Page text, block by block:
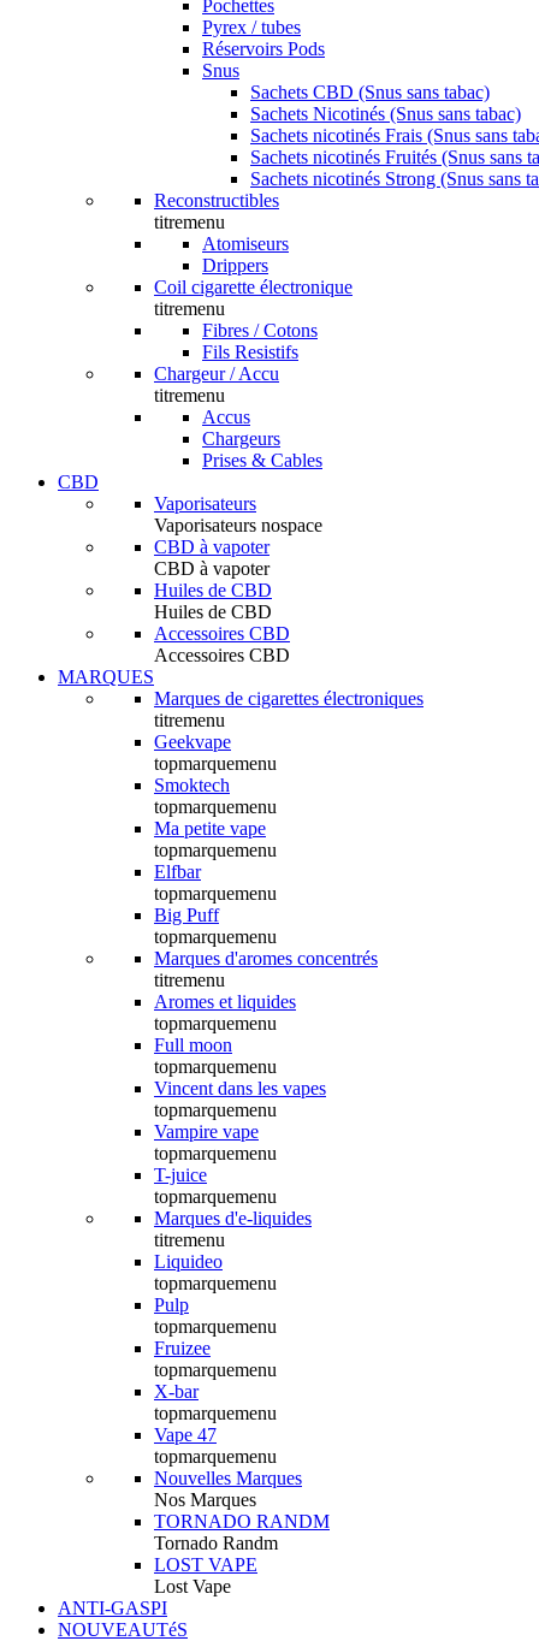
Pochettes
Pyrex / tubes
Réservoirs Pods
Snus
Sachets CBD (Snus sans tabac)
Sachets Nicotinés (Snus sans tabac)
Sachets nicotinés Frais (Snus sans
Sachets nicotinés Fruités (Snus sans
Sachets nicotinés Strong (Snus sans
Reconstructibles
titremenu
Atomiseurs
Drippers
Coil cigarette électronique
titremenu
Fibres / Cotons
Fils Resistifs
Chargeur / Accu
titremenu
Accus
Chargeurs
Prises & Cables
CBD
Vaporisateurs
Vaporisateurs nospace
CBD à vapoter
CBD à vapoter
Huiles de CBD
Huiles de CBD
Accessoires CBD
Accessoires CBD
MARQUES
Marques de cigarettes électroniques
titremenu
Geekvape
topmarquemenu
Smoktech
topmarquemenu
Ma petite vape
topmarquemenu
Elfbar
topmarquemenu
Big Puff
topmarquemenu
Marques d'aromes concentrés
titremenu
Aromes et liquides
topmarquemenu
Full moon
topmarquemenu
Vincent dans les vapes
topmarquemenu
Vampire vape
topmarquemenu
T-juice
topmarquemenu
Marques d'e-liquides
titremenu
Liquideo
topmarquemenu
Pulp
topmarquemenu
Fruizee
topmarquemenu
X-bar
topmarquemenu
Vape 47
topmarquemenu
Nouvelles Marques
Nos Marques
TORNADO RANDM
Tornado Randm
LOST VAPE
Lost Vape
ANTI-GASPI
NOUVEAUTéS